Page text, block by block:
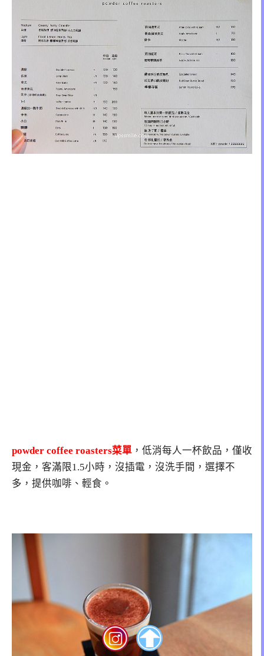
powder coffee roasters菜單 ，低消每人一杯飲品，僅收
現金，客滿限1.5小時，沒插電，沒洗手間，選擇不
多，提供咖啡、輕食。